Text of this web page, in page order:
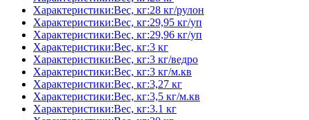
Характеристики:Вес, кг:28 кг/рулон
Характеристики:Вес, кг:29,95 кг/уп
Характеристики:Вес, кг:29,96 кг/уп
Характеристики:Вес, кг:3 кг
Характеристики:Вес, кг:3 кг/ведро
Характеристики:Вес, кг:3 кг/м.кв
Характеристики:Вес, кг:3,27 кг
Характеристики:Вес, кг:3,5 кг/м.кв
Характеристики:Вес, кг:3.1 кг